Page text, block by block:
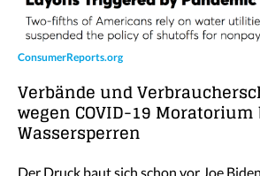
ConsumerReports.org
Verbände und
wegen COVID-19 Moratorium
Wassersperren
Der Druck baut sich schon vor Joe